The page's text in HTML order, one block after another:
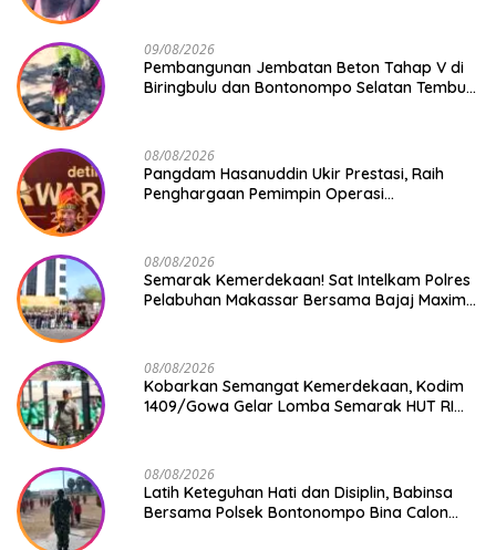
09/08/2026
Pembangunan Jembatan Beton Tahap V di
Biringbulu dan Bontonompo Selatan Tembus
08/08/2026
Pangdam Hasanuddin Ukir Prestasi, Raih
Penghargaan Pemimpin Operasi
08/08/2026
Semarak Kemerdekaan! Sat Intelkam Polres
Pelabuhan Makassar Bersama Bajaj Maxim
08/08/2026
Kobarkan Semangat Kemerdekaan, Kodim
1409/Gowa Gelar Lomba Semarak HUT RI
08/08/2026
Latih Keteguhan Hati dan Disiplin, Babinsa
Bersama Polsek Bontonompo Bina Calon